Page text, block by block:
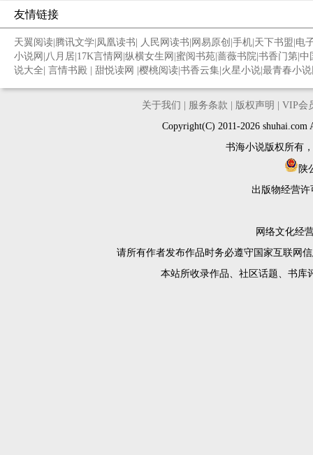
友情链接
天翼阅读 腾讯文学 凤凰读书 人民网读书 网易原创 手机 天下书盟 电
小说网 八月居 17K言情网 纵横女生网 蜜阅书苑 蔷薇书院 书香门第 中
说大全 言情书殿 甜悦读网 樱桃阅读 书香云集 火星小说 最青春小
关于我们 服务条款 版权声明
VIP会
Copyright(C) 2011-2026
书海小说版权所有
陕
出版物经营许
网络文化经
请所有作者发布作品时务必遵守国家互联网
本站所收录作品、社区话题、书库